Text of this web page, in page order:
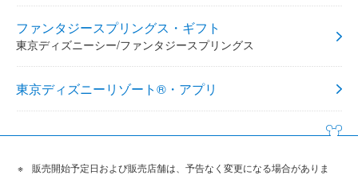
ファンタジースプリングス・ギフト
東京ディズニーシー/ファンタジースプリングス
東京ディズニーリゾート®・アプリ
販売開始予定日および販売店舗は、予告なく変更になる場合がありま